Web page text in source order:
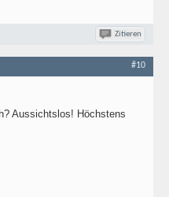
Zitieren
#10
Aussichtslos! Höchstens